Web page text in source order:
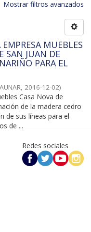
Mostrar filtros avanzados
MUEBLES
SAN JUAN DE
PARA EL
AUNAR, 2016-12-02)
Casa Nova de
de la madera cedro
de sus líneas para el
de ...
Redes sociales